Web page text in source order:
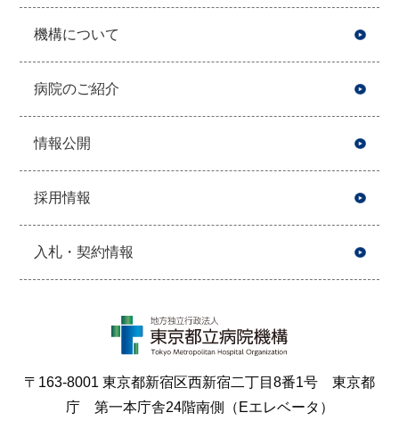
機構について
病院のご紹介
情報公開
採用情報
入札・契約情報
〒163-8001 東京都新宿区西新宿二丁目8番1号 東京都
庁 第一本庁舎24階南側（Eエレベータ）